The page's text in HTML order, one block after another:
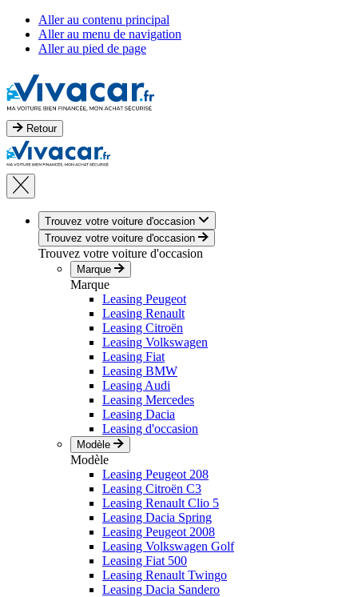
Aller au contenu principal
Aller au menu de navigation
Aller au pied de page
Retour
Trouvez votre voiture d'occasion
Trouvez votre voiture d'occasion
Trouvez votre voiture d'occasion
Marque
Marque
Leasing Peugeot
Leasing Renault
Leasing Citroën
Leasing Volkswagen
Leasing Fiat
Leasing BMW
Leasing Audi
Leasing Mercedes
Leasing Dacia
Leasing d'occasion
Modèle
Modèle
Leasing Peugeot 208
Leasing Citroën C3
Leasing Renault Clio 5
Leasing Dacia Spring
Leasing Peugeot 2008
Leasing Volkswagen Golf
Leasing Fiat 500
Leasing Renault Twingo
Leasing Dacia Sandero